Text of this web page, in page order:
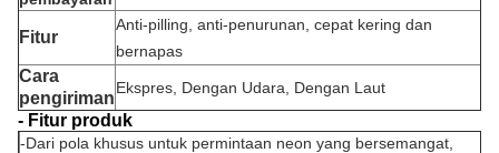
Fitur
Anti-pilling, anti-penurunan, cepat kering dan
bernapas
Cara
pengiriman
Ekspres, Dengan Udara, Dengan Laut
- Fitur produk
-Dari pola khusus untuk permintaan neon yang bersemangat,